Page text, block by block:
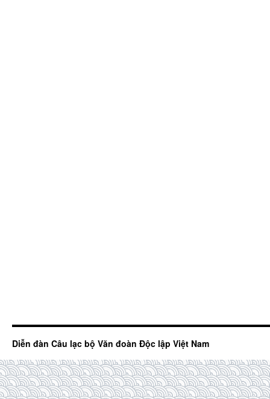
Diễn đàn Câu lạc bộ Văn đoàn Độc lập Việt Nam